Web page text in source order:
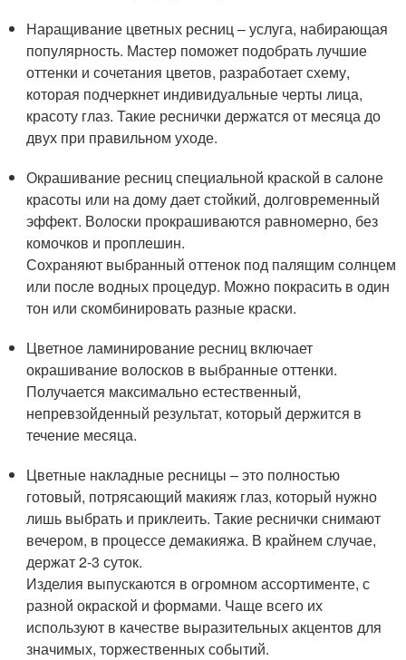
Наращивание цветных ресниц – услуга, набирающая
популярность. Мастер поможет подобрать лучшие
оттенки и сочетания цветов, разработает схему,
которая подчеркнет индивидуальные черты лица,
красоту глаз. Такие реснички держатся от месяца до
двух при правильном уходе.
Окрашивание ресниц специальной краской в салоне
красоты или на дому дает стойкий, долговременный
эффект. Волоски прокрашиваются равномерно, без
комочков и проплешин.
Сохраняют выбранный оттенок под палящим солнцем
или после водных процедур. Можно покрасить в один
тон или скомбинировать разные краски.
Цветное ламинирование ресниц включает
окрашивание волосков в выбранные оттенки.
Получается максимально естественный,
непревзойденный результат, который держится в
течение месяца.
Цветные накладные ресницы – это полностью
готовый, потрясающий макияж глаз, который нужно
лишь выбрать и приклеить. Такие реснички снимают
вечером, в процессе демакияжа. В крайнем случае,
держат 2-3 суток.
Изделия выпускаются в огромном ассортименте, с
разной окраской и формами. Чаще всего их
используют в качестве выразительных акцентов для
значимых, торжественных событий.